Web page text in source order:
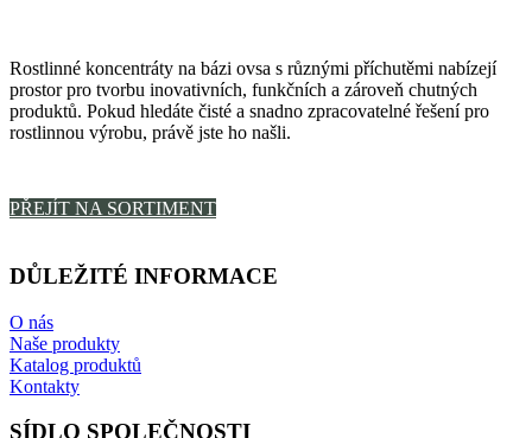
Rostlinné koncentráty na bázi ovsa s různými příchutěmi nabízejí
prostor pro tvorbu inovativních, funkčních a zároveň chutných
produktů. Pokud hledáte čisté a snadno zpracovatelné řešení pro
rostlinnou výrobu, právě jste ho našli.
PŘEJÍT NA SORTIMENT
DŮLEŽITÉ INFORMACE
O nás
Naše produkty
Katalog produktů
Kontakty
SÍDLO SPOLEČNOSTI